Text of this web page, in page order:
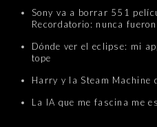
Sony va a borrar 551
Recordatorio: nunca
Dónde ver el eclipse: mi
tope
Harry y la Steam Machine
La IA que me fascina me